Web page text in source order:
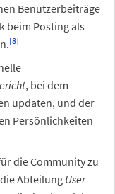
Benutzerbeiträge
beim Posting als
[8]
, bei dem
updaten, und der
Persönlichkeiten
die Community zu
Abteilung User